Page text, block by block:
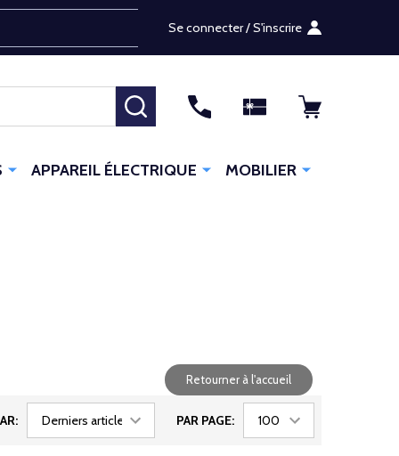
Se connecter / S'inscrire
RECHERCHER
APPAREIL ÉLECTRIQUE MOBILIER
Retourner à l'accueil
PAR PAGE: